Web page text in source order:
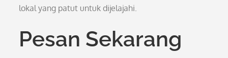
lokal yang patut untuk dijelajahi.
Pesan Sekarang